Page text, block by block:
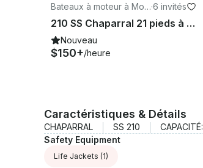
Bateaux à moteur à Mor
eno Valley
·6 invités
210 SS Chaparral 21 pieds à louer à Lake Perris !
Nouveau
$150+/heure
Caractéristiques & Détails
CHAPARRAL SS 210 CAPACITÉ:
Safety Equipment
Life Jackets (1)